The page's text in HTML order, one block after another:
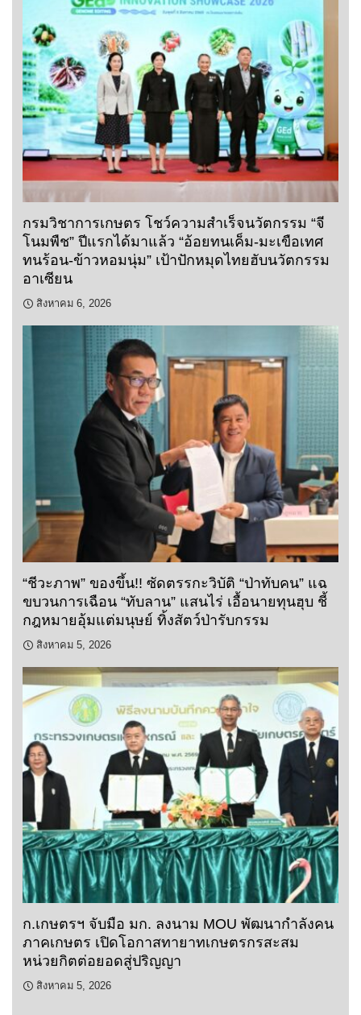
กรมวิชาการเกษตร โชว์ความสำเร็จนวัตกรรม “จี
โนมพืช” ปีแรกได้มาแล้ว “อ้อยทนเค็ม-มะเขือเทศ
ทนร้อน-ข้าวหอมนุ่ม” เป้าปักหมุดไทยฮับนวัตกรรม
อาเซียน
สิงหาคม 6, 2026
“ชีวะภาพ” ของขึ้น!! ซัดตรรกะวิบัติ “ป่าทับคน” แฉ
ขบวนการเฉือน “ทับลาน” แสนไร่ เอื้อนายทุนฮุบ ชี้
กฎหมายอุ้มแต่มนุษย์ ทิ้งสัตว์ป่ารับกรรม
สิงหาคม 5, 2026
ก.เกษตรฯ จับมือ มก. ลงนาม MOU พัฒนากำลังคน
ภาคเกษตร เปิดโอกาสทายาทเกษตรกรสะสม
หน่วยกิตต่อยอดสู่ปริญญา
สิงหาคม 5, 2026